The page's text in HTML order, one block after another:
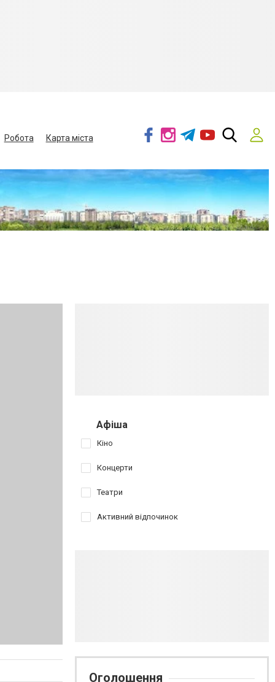
Робота
Карта міста
Афіша
Кіно
Концерти
Театри
Активний відпочинок
Оголошення